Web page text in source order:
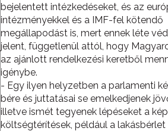
bejelentett intézkedéseket, és az
intézményekkel és a IMF-fel kötendő
megállapodást is, mert ennek léte
jelent, függetlenül attól, hogy
az ajánlott rendelkezési keretből
igénybe.
- Egy ilyen helyzetben a parlamenti
bére és juttatásai se emelkedjenek
illetve ismét tegyenek lépéseket a
költségtérítések, például a lakásbérlet